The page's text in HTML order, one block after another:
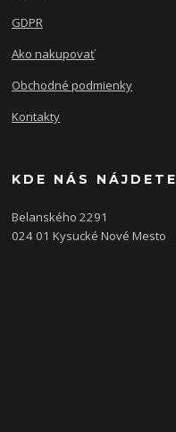
GDPR
Ako nakupovať
Obchodné podmienky
Kontakty
KDE NÁS NÁJDETE
Belanského 2291
024 01 Kysucké Nové Mesto